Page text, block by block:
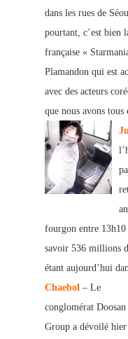
dans les rues de
pourtant, c’est bien
française «
Plamandon qui est
avec des acteurs
que nous avons tous
fourgon entre
savoir 536 millions
étant aujourd’hui
Chaebol – Le
conglomérat Doosan
Group a dévoilé hier